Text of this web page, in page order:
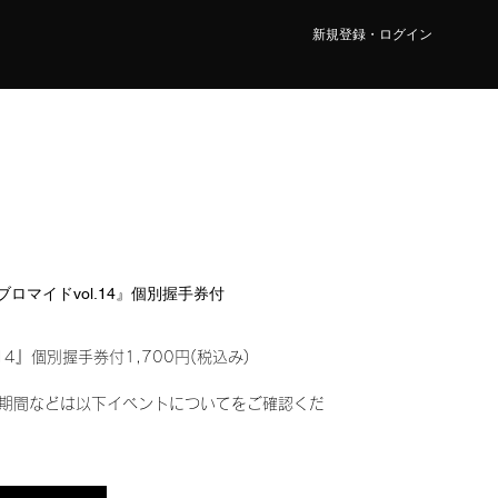
新規登録・ログイン
ロマイドvol.14』個別握手券付
』個別握手券付1,700円(税込み)
間などは以下イベントについてをご確認くだ